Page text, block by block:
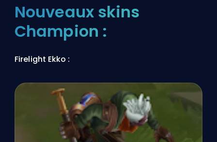
Nouveaux skins
Champion :
Firelight Ekko :